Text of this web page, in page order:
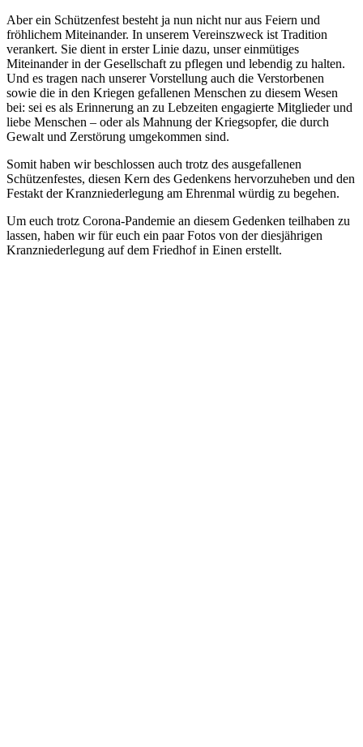
Aber ein Schützenfest besteht ja nun nicht nur aus Feiern und
fröhlichem Miteinander. In unserem Vereinszweck ist Tradition
verankert. Sie dient in erster Linie dazu, unser einmütiges
Miteinander in der Gesellschaft zu pflegen und lebendig zu halten.
Und es tragen nach unserer Vorstellung auch die Verstorbenen
sowie die in den Kriegen gefallenen Menschen zu diesem Wesen
bei: sei es als Erinnerung an zu Lebzeiten engagierte Mitglieder und
liebe Menschen – oder als Mahnung der Kriegsopfer, die durch
Gewalt und Zerstörung umgekommen sind.
Somit haben wir beschlossen auch trotz des ausgefallenen
Schützenfestes, diesen Kern des Gedenkens hervorzuheben und den
Festakt der Kranzniederlegung am Ehrenmal würdig zu begehen.
Um euch trotz Corona-Pandemie an diesem Gedenken teilhaben zu
lassen, haben wir für euch ein paar Fotos von der diesjährigen
Kranzniederlegung auf dem Friedhof in Einen erstellt.